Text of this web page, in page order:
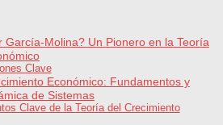
García-Molina? Un Pionero en la Teoría
Clave
Económico: Fundamentos y
de Sistemas
Clave de la Teoría del Crecimiento